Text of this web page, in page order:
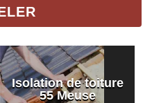
Isolation de toiture
55 Meuse